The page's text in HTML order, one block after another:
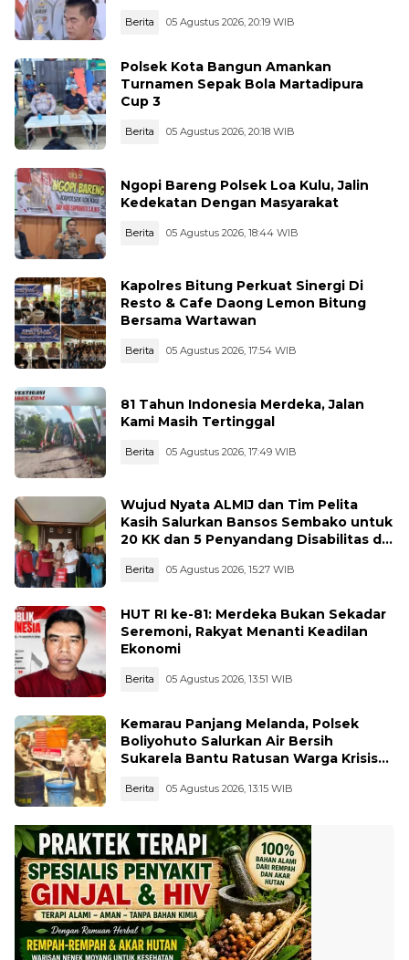
Berita 05 Agustus 2026, 20:19 WIB
Polsek Kota Bangun Amankan
Turnamen Sepak Bola Martadipura
Cup 3
Berita 05 Agustus 2026, 20:18 WIB
Ngopi Bareng Polsek Loa Kulu, Jalin
Kedekatan Dengan Masyarakat
Berita 05 Agustus 2026, 18:44 WIB
Kapolres Bitung Perkuat Sinergi Di
Resto & Cafe Daong Lemon Bitung
Bersama Wartawan
Berita 05 Agustus 2026, 17:54 WIB
81 Tahun Indonesia Merdeka, Jalan
Kami Masih Tertinggal
Berita 05 Agustus 2026, 17:49 WIB
Wujud Nyata ALMIJ dan Tim Pelita
Kasih Salurkan Bansos Sembako untuk
20 KK dan 5 Penyandang Disabilitas di
Berita 05 Agustus 2026, 15:27 WIB
HUT RI ke-81: Merdeka Bukan Sekadar
Seremoni, Rakyat Menanti Keadilan
Ekonomi
Berita 05 Agustus 2026, 13:51 WIB
Kemarau Panjang Melanda, Polsek
Boliyohuto Salurkan Air Bersih
Sukarela Bantu Ratusan Warga Krisis
Berita 05 Agustus 2026, 13:15 WIB